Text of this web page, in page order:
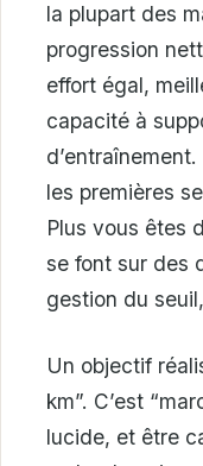
la plupart des
progression
effort égal,
capacité à
les premières
Plus vous êtes
se font sur des
gestion du
Un objectif
km”. C’est
lucide, et être